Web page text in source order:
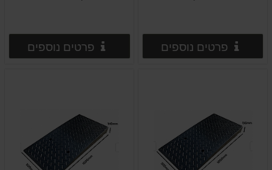
פרטים נוספים פרטים נוספיםפרטים נוספים